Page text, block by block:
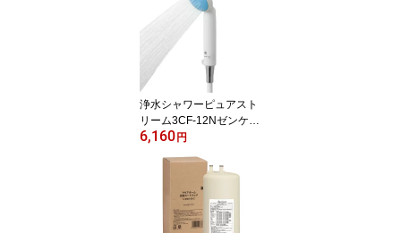
浄水シャワーピュアスト
リーム3CF-12Nゼンケン
正規取扱店【送料無料】
6,160円